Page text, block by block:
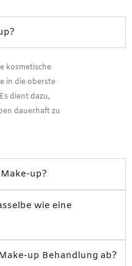
kosmetische
in die oberste
dient dazu,
dauerhaft zu
up?
wie eine
up Behandlung ab?